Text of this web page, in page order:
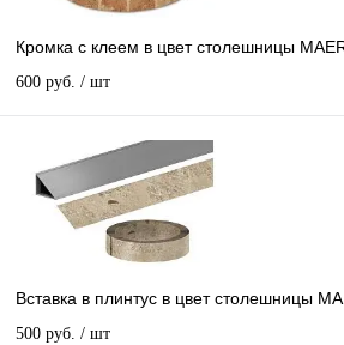
Кромка с клеем в цвет столешницы
600 руб. / шт
Вставка в плинтус в цвет столешницы
500 руб. / шт